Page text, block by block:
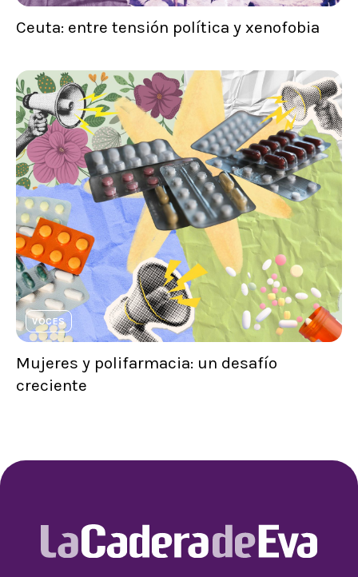
Ceuta: entre tensión política y xenofobia
VOCES
Mujeres y polifarmacia: un desafío
creciente